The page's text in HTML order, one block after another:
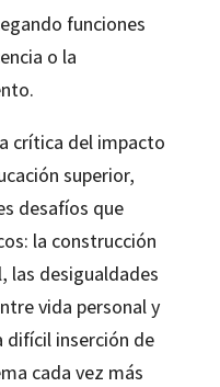
funciones
o la
crítica del impacto
superior,
desafíos que
la construcción
las desigualdades
vida personal y
difícil inserción de
cada vez más